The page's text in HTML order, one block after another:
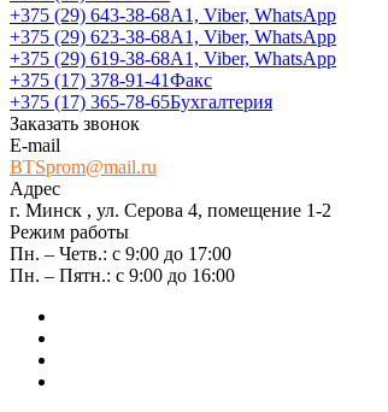
+375 (29) 643-38-68А1, Viber, WhatsApp
+375 (29) 623-38-68А1, Viber, WhatsApp
+375 (29) 619-38-68А1, Viber, WhatsApp
+375 (17) 378-91-41Факс
+375 (17) 365-78-65Бухгалтерия
Заказать звонок
E-mail
BTSprom@mail.ru
Адрес
г. Минск , ул. Серова 4, помещение 1-2
Режим работы
Пн. – Четв.: с 9:00 до 17:00
Пн. – Пятн.: с 9:00 до 16:00